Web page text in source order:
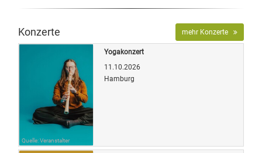
Konzerte mehr Konzerte
Quelle: Veranstalter
Yogakonzert
11.10.2026
Hamburg